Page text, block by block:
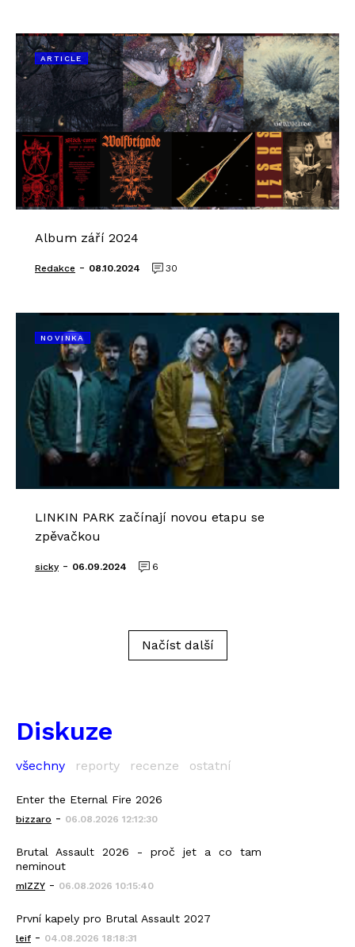
ARTICLE
Album září 2024
Redakce - 08.10.2024 30
NOVINKA
LINKIN PARK začínají novou etapu se
zpěvačkou
sicky - 06.09.2024 6
Načíst další
Diskuze
všechny reporty recenze ostatní
Enter the Eternal Fire 2026
bizzaro - 06.08.2026 12:12:30
Brutal Assault 2026 - proč jet a co tam
neminout
mIZZY - 06.08.2026 10:15:40
První kapely pro Brutal Assault 2027
leif - 04.08.2026 18:18:31